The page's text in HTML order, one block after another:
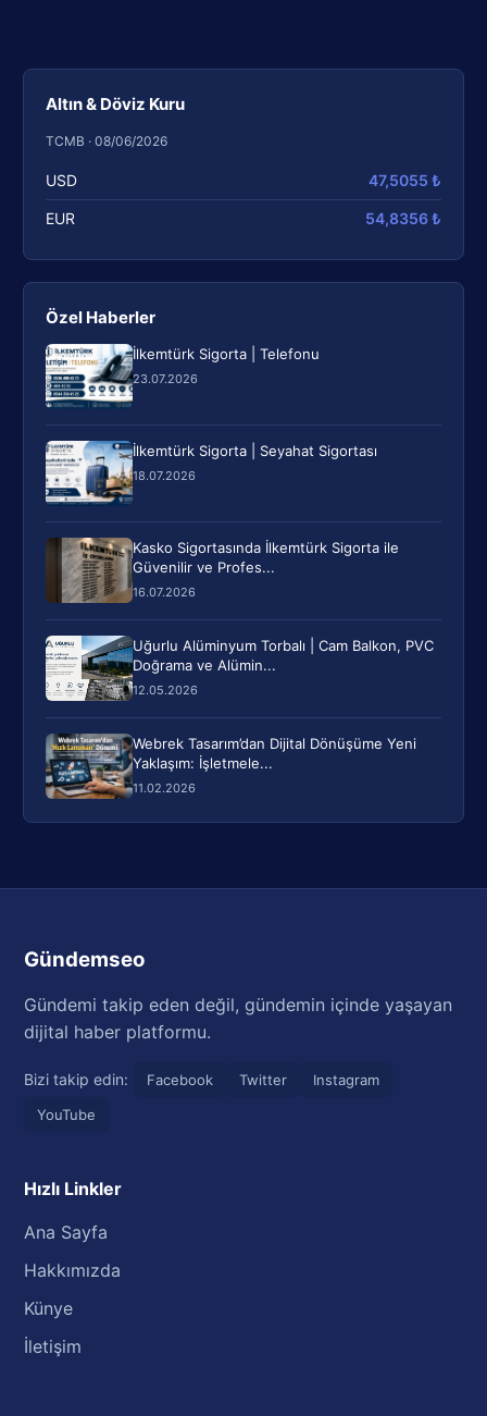
Altın & Döviz Kuru
TCMB · 08/06/2026
USD 47,5055 ₺
EUR 54,8356 ₺
Özel Haberler
İlkemtürk Sigorta | Telefonu
23.07.2026
İlkemtürk Sigorta | Seyahat Sigortası
18.07.2026
Kasko Sigortasında İlkemtürk Sigorta ile
Güvenilir ve Profes...
16.07.2026
Uğurlu Alüminyum Torbalı | Cam Balkon, PVC
Doğrama ve Alümin...
12.05.2026
Webrek Tasarım’dan Dijital Dönüşüme Yeni
Yaklaşım: İşletmele...
11.02.2026
Gündemseo
Gündemi takip eden değil, gündemin içinde yaşayan
dijital haber platformu.
Bizi takip edin: Facebook Twitter
Instagram
YouTube
Hızlı Linkler
Ana Sayfa
Hakkımızda
Künye
İletişim